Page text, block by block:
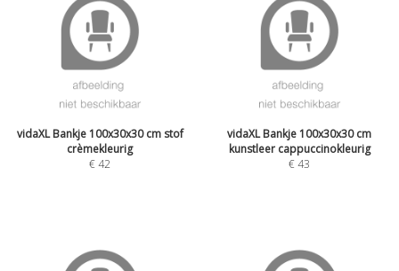
vidaXL Bankje 100x30x30 cm stof
crèmekleurig
€42
vidaXL Bankje 100x30x30 cm
kunstleer cappuccinokleurig
€43